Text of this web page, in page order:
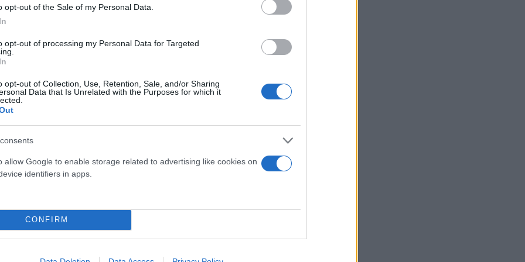
opt-out of the Sale of my Personal Data.
opt-out of processing my Personal Data for Targeted
opt-out of Collection, Use, Retention, Sale, and/or Sharing
Data that Is Unrelated with the Purposes for which it
allow Google to enable storage related to advertising like cookies on
identifiers in apps.
CONFIRM
να έρθει: «Θα βάλω τα μαύρα! Σε τηλεοπτική εκπομπή,
ο Κωνσταντίνος Βασάλος; Με ίδιο περιεχόμενο
σε κάποια θέματα. Δουλεύει κάπου αλλού; Να μη δούλευε
«Μεγάλε respect, δεν σου αρέσει η τηλεόραση και κάνεις
αυτό που είπε είναι προσβλητικό.
συμπαθής. Είσαι πολύ καλό παιδί. Δεν σε έχω επιλέξει τόσα
γιατί αυτό που είπες προσβάλλει τους συνεργάτες
άποψη, γνώμη και μία στοιχειώδη μόρφωση και παιδεία. Δεν
δεν τα έχεις. Οπότε το να λες ότι και να διαλυόταν, δεν